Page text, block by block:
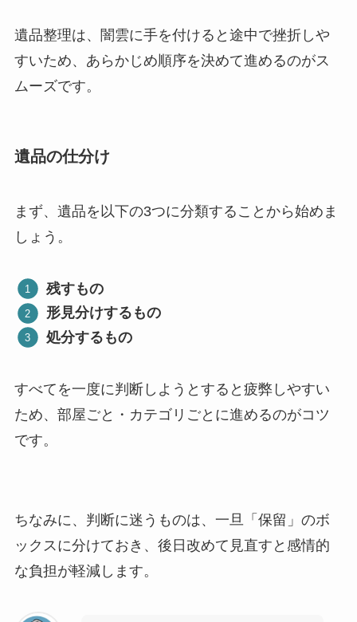
遺品整理は、闇雲に手を付けると途中で挫折しや
すいため、あらかじめ順序を決めて進めるのがス
ムーズです。
遺品の仕分け
まず、遺品を以下の3つに分類することから始めま
しょう。
残すもの
形見分けするもの
処分するもの
すべてを一度に判断しようとすると疲弊しやすい
ため、部屋ごと・カテゴリごとに進めるのがコツ
です。
ちなみに、判断に迷うものは、一旦「保留」のボ
ックスに分けておき、後日改めて見直すと感情的
な負担が軽減します。